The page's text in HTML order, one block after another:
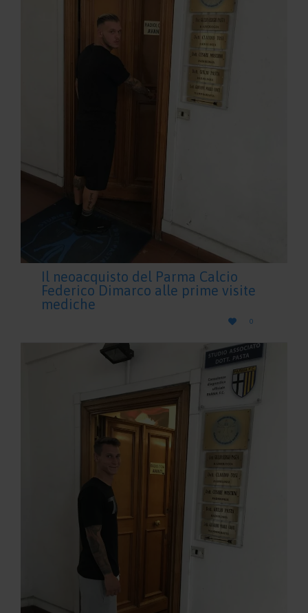
Il neoacquisto del Parma Calcio
Federico Dimarco alle prime visite
mediche

LOVE
IT
0